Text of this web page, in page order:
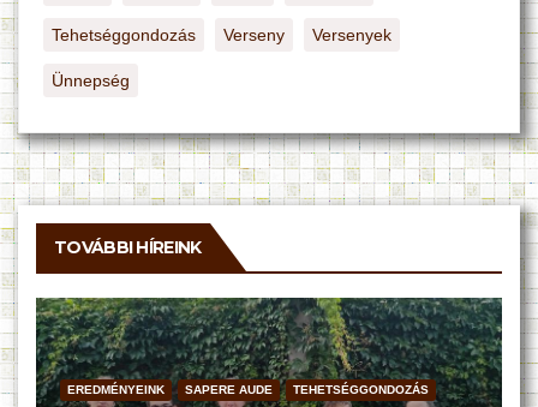
Tehetséggondozás Verseny Versenyek
Ünnepség
TOVÁBBI HÍREINK
EREDMÉNYEINK SAPERE AUDE TEHETSÉGGONDOZÁS